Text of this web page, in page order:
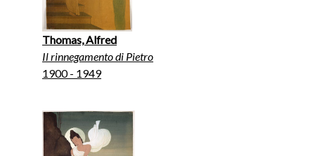
Thomas, Alfred
Il rinnegamento di Pietro
1900 - 1949